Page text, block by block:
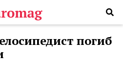
погиб